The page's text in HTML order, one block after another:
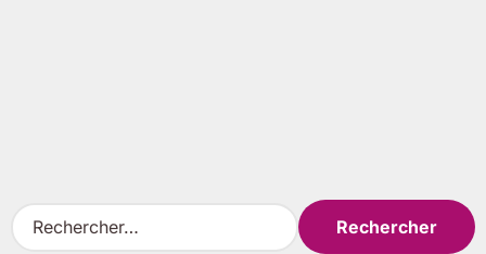
R
e